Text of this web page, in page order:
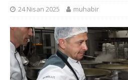
24 Nisan 2025 muhabir